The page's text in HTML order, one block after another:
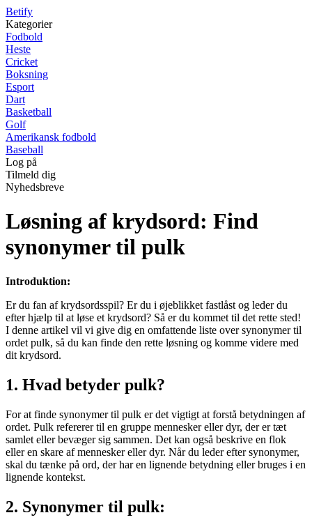
Betify
Kategorier
Fodbold
Heste
Cricket
Boksning
Esport
Dart
Basketball
Golf
Amerikansk fodbold
Baseball
Log på
Tilmeld dig
Nyhedsbreve
Løsning af krydsord: Find
synonymer til pulk
Introduktion:
Er du fan af krydsordsspil? Er du i øjeblikket fastlåst og leder du
efter hjælp til at løse et krydsord? Så er du kommet til det rette sted!
I denne artikel vil vi give dig en omfattende liste over synonymer til
ordet pulk, så du kan finde den rette løsning og komme videre med
dit krydsord.
1. Hvad betyder pulk?
For at finde synonymer til pulk er det vigtigt at forstå betydningen af
ordet. Pulk refererer til en gruppe mennesker eller dyr, der er tæt
samlet eller bevæger sig sammen. Det kan også beskrive en flok
eller en skare af mennesker eller dyr. Når du leder efter synonymer,
skal du tænke på ord, der har en lignende betydning eller bruges i en
lignende kontekst.
2. Synonymer til pulk: